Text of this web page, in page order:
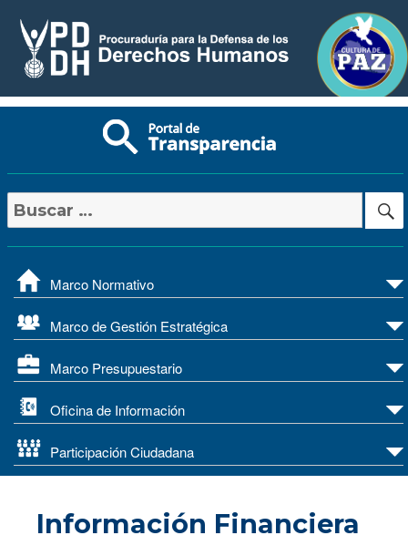
Buscar
por:
Marco Normativo
Marco de Gestión Estratégica
Marco Presupuestario
Oficina de Información
Participación Ciudadana
Información Financiera